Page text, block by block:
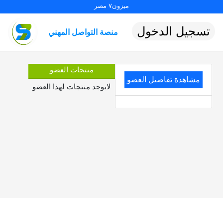
ميزون٧ مصر
منصة التواصل المهني تسجيل الدخول
مشاهدة تفاصيل العضو
منتجات العضو
لايوجد منتجات لهذا العضو